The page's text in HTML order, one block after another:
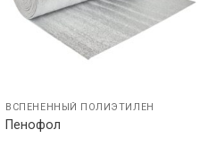
ВСПЕНЕННЫЙ ПОЛИЭТИЛЕН
Пенофол